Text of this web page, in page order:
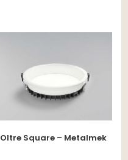
Oltre Square – Metalmek